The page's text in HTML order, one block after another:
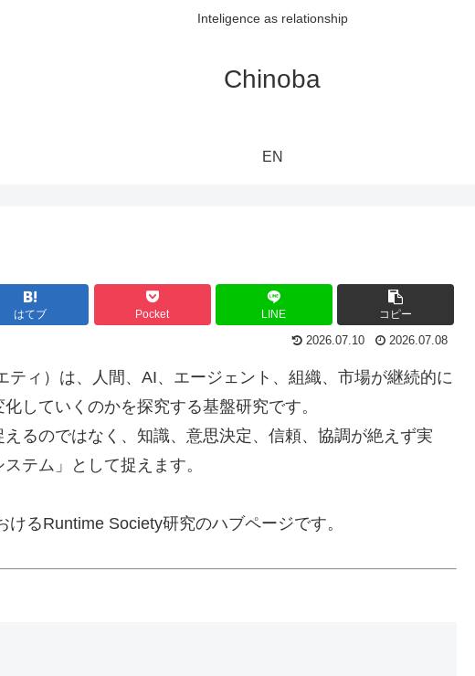
Inteligence as relationship
Chinoba
EN
はてブ Pocket LINE コピー
2026.07.10 2026.07.08
ティ）は、人間、AI、エージェント、組織、市場が継続的に
していくのかを探究する基盤研究です。
るのではなく、知識、意思決定、信頼、協調が絶えず実
テム」として捉えます。
るRuntime Society研究のハブページです。